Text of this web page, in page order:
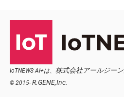
IoTNEWS AI+は、 株式会社アールジーン
© 2015- R.GENE,Inc.